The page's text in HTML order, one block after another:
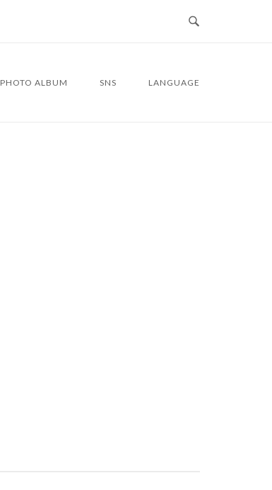
PHOTO ALBUM SNS LANGUAGE